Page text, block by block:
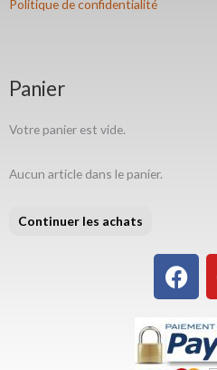
Politique de confidentialité
Panier
Votre panier est vide.
Aucun article dans le panier.
Continuer les achats
F
a
e
b